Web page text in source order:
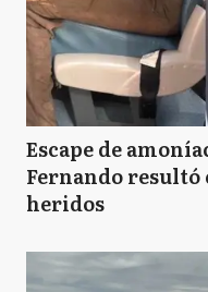
Escape de
Fernando
heridos